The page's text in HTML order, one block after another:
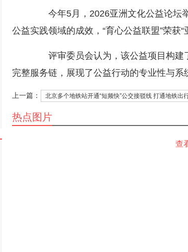
今年5月，2026亚洲文化公益论坛举
公益实践领域的成效，“育心公益联盟”荣获“
评审委员会认为，该公益项目构建
完整服务链，展现了公益行动的专业性与系
上一篇： 北京多个地铁站开通“短频快”公交接驳线 打通地铁出
热点图片
查